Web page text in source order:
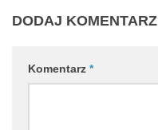
DODAJ KOMENTARZ
Komentarz *